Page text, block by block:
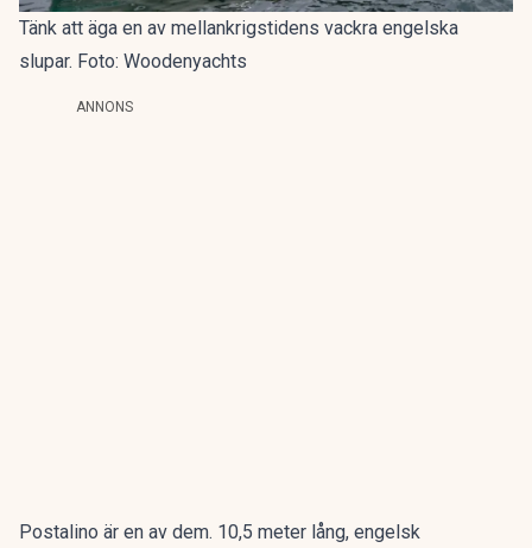
Tänk att äga en av mellankrigstidens vackra engelska
slupar. Foto: Woodenyachts
ANNONS
Postalino är en av dem. 10,5 meter lång, engelsk